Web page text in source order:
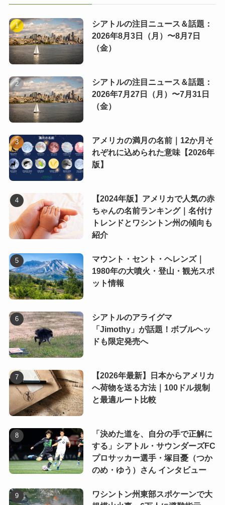
シアトルの注目ニュース＆話題：
2026年8月3日（月）〜8月7日
（金）
シアトルの注目ニュース＆話題：
2026年7月27日（月）〜7月31日
（金）
アメリカの満月の名前｜12か月そ
れぞれに込められた意味【2026年
版】
【2024年版】アメリカで人気の赤
ちゃんの名前ランキング｜名付け
トレンドとワシントン州の傾向も
紹介
マウント・セント・ヘレンズ｜
1980年の大噴火・登山・観光スポ
ット情報
シアトルのアライグマ
「Jimothy」が話題！ボブルヘッ
ドも限定発売へ
【2026年最新】日本からアメリカ
へ荷物を送る方法｜100ドル規制
と最適ルート比較
「決めた道を、自分の手で正解に
する」シアトル・サウンダーズFC
プロサッカー選手・塚目憂（つか
のめ・ゆう）さん インタビュー
ワシントン州東部スポケーンで大